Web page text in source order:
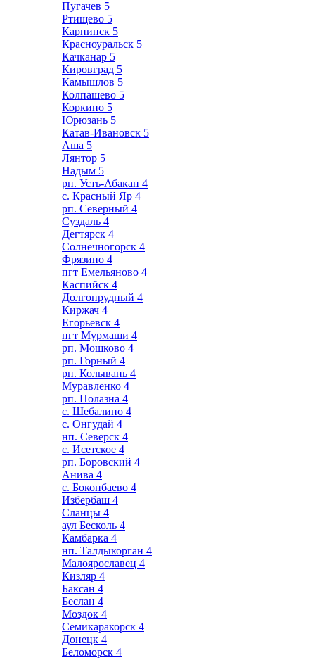
Пугачев 5
Ртищево 5
Карпинск 5
Красноуральск 5
Качканар 5
Кировград 5
Камышлов 5
Колпашево 5
Коркино 5
Юрюзань 5
Катав-Ивановск 5
Аша 5
Лянтор 5
Надым 5
рп. Усть-Абакан 4
с. Красный Яр 4
рп. Северный 4
Суздаль 4
Дегтярск 4
Солнечногорск 4
Фрязино 4
пгт Емельяново 4
Каспийск 4
Долгопрудный 4
Киржач 4
Егорьевск 4
пгт Мурмаши 4
рп. Мошково 4
рп. Горный 4
рп. Колывань 4
Муравленко 4
рп. Полазна 4
с. Шебалино 4
с. Онгудай 4
нп. Северск 4
с. Исетское 4
рп. Боровский 4
Анива 4
с. Боконбаево 4
Избербаш 4
Сланцы 4
аул Бесколь 4
Камбарка 4
нп. Талдыкорган 4
Малоярославец 4
Кизляр 4
Баксан 4
Беслан 4
Моздок 4
Семикаракорск 4
Донецк 4
Беломорск 4